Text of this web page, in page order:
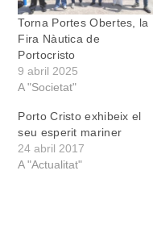
Torna Portes Obertes, la
Fira Nàutica de
Portocristo
9 abril 2025
A "Societat"
Porto Cristo exhibeix el
seu esperit mariner
24 abril 2017
A "Actualitat"